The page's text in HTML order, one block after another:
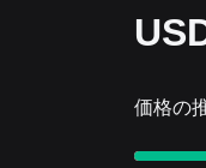
市場
短期的
市場見
USDC
価格の